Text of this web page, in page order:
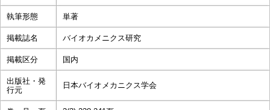
執筆形態 単著
掲載誌名 バイオカメニクス研究
掲載区分 国内
出版社・発
行元
日本バイオメカニクス学会